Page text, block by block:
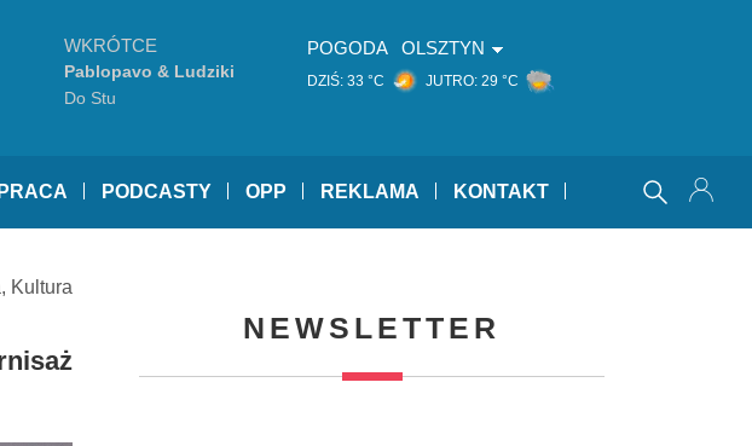
WKRÓTCE
Pablopavo & Ludziki
Do Stu
POGODA OLSZTYN
DZIŚ: 33 °C JUTRO: 29 °C
PODCASTY OPP REKLAMA KONTAKT
, Kultura
NEWSLETTER